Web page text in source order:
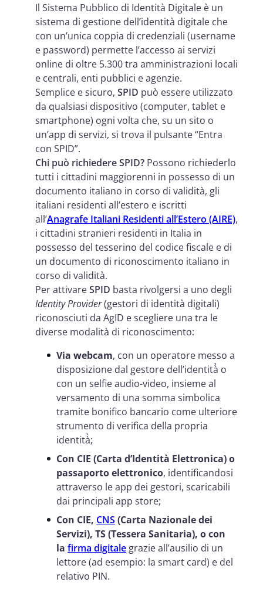
Il Sistema Pubblico di Identità Digitale è un
sistema di gestione dell’identità digitale che
con un’unica coppia di credenziali (username
e password) permette l’accesso ai servizi
online di oltre 5.300 tra amministrazioni locali
e centrali, enti pubblici e agenzie.
Semplice e sicuro, SPID può essere utilizzato
da qualsiasi dispositivo (computer, tablet e
smartphone) ogni volta che, su un sito o
un’app di servizi, si trova il pulsante “Entra
con SPID”.
Chi può richiedere SPID? Possono richiederlo
tutti i cittadini maggiorenni in possesso di un
documento italiano in corso di validità, gli
italiani residenti all’estero e iscritti
all’Anagrafe Italiani Residenti all’Estero (AIRE),
i cittadini stranieri residenti in Italia in
possesso del tesserino del codice fiscale e di
un documento di riconoscimento italiano in
corso di validità.
Per attivareSPID basta rivolgersi a uno degli
Identity Provider(gestori di identità digitali)
riconosciuti da AgID e scegliere una tra le
diverse modalità di riconoscimento:
Via webcam, con un operatore messo a
disposizione dal gestore dell’identità̀ o
con un selfie audio-video, insieme al
versamento di una somma simbolica
tramite bonifico bancario come ulteriore
strumento di verifica della propria
identità̀;
Con CIE (Carta d’Identità Elettronica) o
passaporto elettronico, identificandosi
attraverso le app dei gestori, scaricabili
dai principali app store;
Con CIE, CNS (Carta Nazionale dei
Servizi), TS (Tessera Sanitaria), o con
la firma digitale grazie all’ausilio di un
lettore (ad esempio: la smart card) e del
relativo PIN.